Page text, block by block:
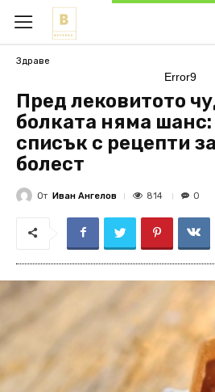
Здраве
Error9
Пред лековитото
болката няма
списък с рецепти
болест
От Иван Ангелов 814 0